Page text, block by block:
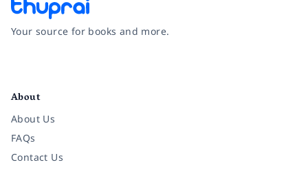
Your source for books and more.
About
About Us
FAQs
Contact Us